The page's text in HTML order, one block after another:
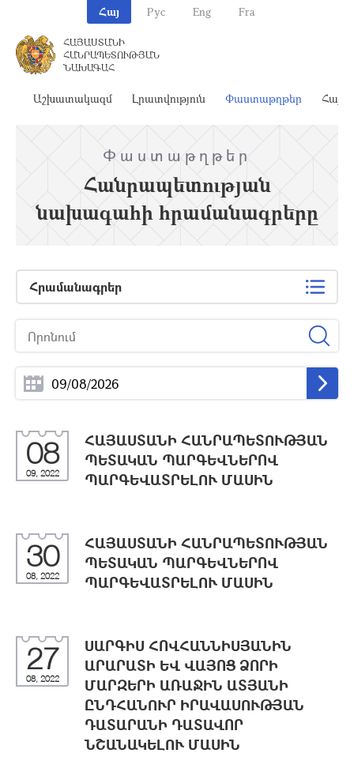
Հայ Рус Eng Fra
ՀԱՅԱՍՏԱՆԻ
ՀԱՆՐԱՊԵՏՈՒԹՅԱՆ
ՆԱԽԱԳԱՀ
Աշխատակազմ Լրատվություն Փաստաթղթեր
Փաստաթղթեր
Հանրապետության
նախագահի հրամանագրերը
Հրամանագրեր
08
09, 2022
ՀԱՅԱՍՏԱՆԻ ՀԱՆՐԱՊԵՏՈՒԹՅԱՆ
ՊԵՏԱԿԱՆ ՊԱՐԳԵՎՆԵՐՈՎ
ՊԱՐԳԵՎԱՏՐԵԼՈՒ ՄԱՍԻՆ
30
08, 2022
ՀԱՅԱՍՏԱՆԻ ՀԱՆՐԱՊԵՏՈՒԹՅԱՆ
ՊԵՏԱԿԱՆ ՊԱՐԳԵՎՆԵՐՈՎ
ՊԱՐԳԵՎԱՏՐԵԼՈՒ ՄԱՍԻՆ
27
08, 2022
ՍԱՐԳԻՍ ՀՈՎՀԱՆՆԻՍՅԱՆԻՆ
ԱՐԱՐԱՏԻ ԵՎ ՎԱՅՈՑ ՁՈՐԻ
ՄԱՐԶԵՐԻ ԱՌԱՋԻՆ ԱՏՅԱՆԻ
ԸՆԴՀԱՆՈՒՐ ԻՐԱՎԱՍՈՒԹՅԱՆ
ԴԱՏԱՐԱՆԻ ԴԱՏԱՎՈՐ
ՆՇԱՆԱԿԵԼՈՒ ՄԱՍԻՆ